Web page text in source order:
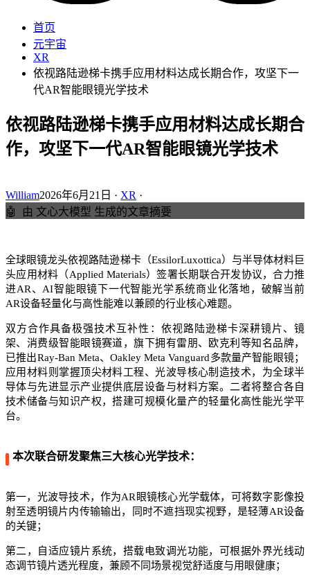
首页
元宇宙
XR
依视路陆逊梯卡携手应用材料达成长期合作，攻坚下一
代AR智能眼镜光学技术
依视路陆逊梯卡携手应用材料达成长期合
作，攻坚下一代AR智能眼镜光学技术
William2026年6月21日 · XR ·
🤖
由 文心大模型 生成的文章摘要
全球眼镜龙头依视路陆逊梯卡（EssilorLuxottica）与半导体材料巨
头应用材料（Applied Materials）签署长期联合开发协议，合力推
进AR、AI智能眼镜下一代智能光学系统商业化落地，破解当前
AR设备轻量化与高性能难以兼顾的行业核心难题。
双方合作具备极强技术互补性：依视路陆逊梯卡深耕镜片、镜
架、消费级智能眼镜赛道，旗下拥有雷朋、欧克利等知名品牌，
已推出Ray-Ban Meta、Oakley Meta Vanguard多款量产智能眼镜；
应用材料则掌握顶尖材料工程、光波导核心制造技术，为全球半
导体与先进显示产业提供底层设备与材料方案。二者将整合各自
技术储备与知识产权，搭建可规模化量产的轻量化高性能光学平
台。
本次联合研发聚焦三大核心光学技术：
第一，光波导技术，作为AR眼镜核心光学载体，可将数字影像投
射至透明镜片内传输输出，同时不遮挡现实视野，是轻薄AR设备
的关键；
第二，自适应镜片系统，搭载电致调光功能，可根据外界光线动
态调节镜片透光程度，兼顾不同场景视觉舒适度与用眼健康；